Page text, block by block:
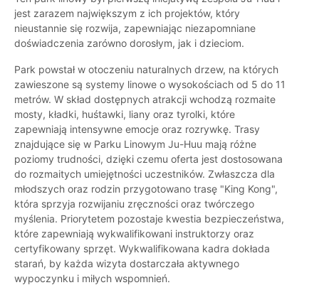
jest zarazem największym z ich projektów, który
nieustannie się rozwija, zapewniając niezapomniane
doświadczenia zarówno dorosłym, jak i dzieciom.
Park powstał w otoczeniu naturalnych drzew, na których
zawieszone są systemy linowe o wysokościach od 5 do 11
metrów. W skład dostępnych atrakcji wchodzą rozmaite
mosty, kładki, huśtawki, liany oraz tyrolki, które
zapewniają intensywne emocje oraz rozrywkę. Trasy
znajdujące się w Parku Linowym Ju-Huu mają różne
poziomy trudności, dzięki czemu oferta jest dostosowana
do rozmaitych umiejętności uczestników. Zwłaszcza dla
młodszych oraz rodzin przygotowano trasę "King Kong",
która sprzyja rozwijaniu zręczności oraz twórczego
myślenia. Priorytetem pozostaje kwestia bezpieczeństwa,
które zapewniają wykwalifikowani instruktorzy oraz
certyfikowany sprzęt. Wykwalifikowana kadra dokłada
starań, by każda wizyta dostarczała aktywnego
wypoczynku i miłych wspomnień.